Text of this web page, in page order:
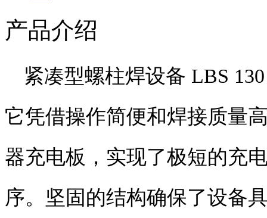
产品介绍
紧凑型螺柱焊设备 LBS
它凭借操作简便和焊接质量
器充电板，实现了极短的充
序。坚固的结构确保了设备